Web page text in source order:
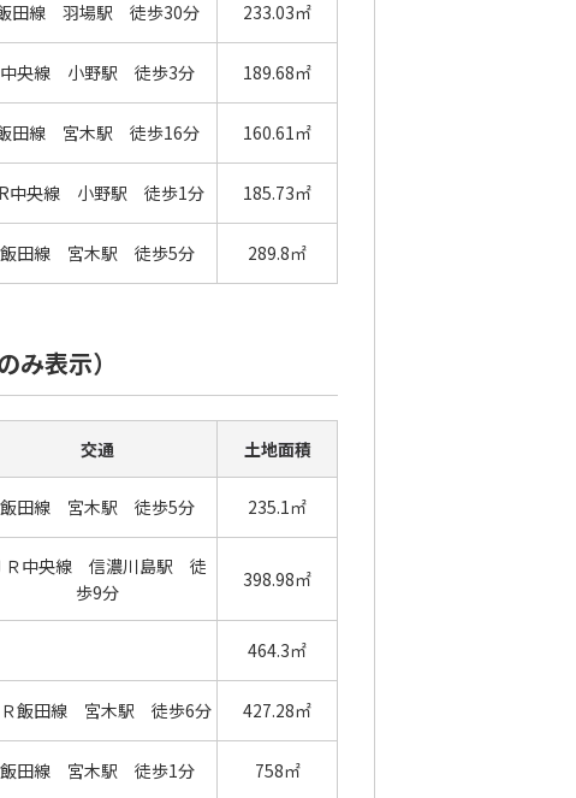
田線 羽場駅 徒歩30分 233.03㎡
中央線 小野駅 徒歩3分 189.68㎡
田線 宮木駅 徒歩16分 160.61㎡
中央線 小野駅 徒歩1分 185.73㎡
飯田線 宮木駅 徒歩5分 289.8㎡
み表示）
交通 土地面積
飯田線 宮木駅 徒歩5分 235.1㎡
Ｒ中央線 信濃川島駅 徒
歩9分
398.98㎡
464.3㎡
Ｒ飯田線 宮木駅 徒歩6分 427.28㎡
飯田線 宮木駅 徒歩1分 758㎡